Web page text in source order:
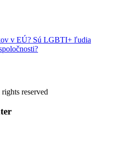
v EÚ? Sú LGBTI+ ľudia
reserved